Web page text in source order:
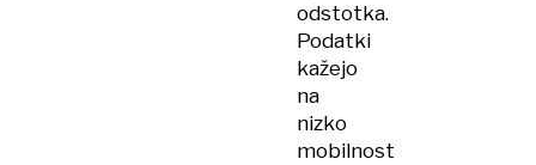
odstotka.
Podatki
kažejo
na
nizko
mobilnost